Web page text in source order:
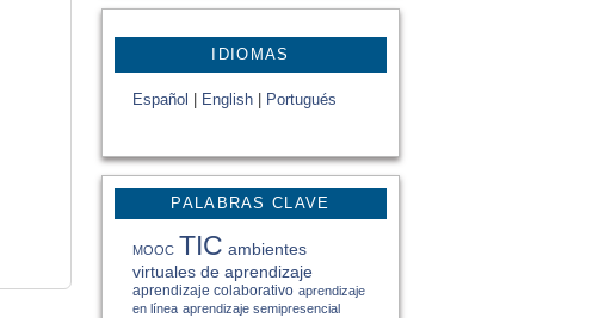
IDIOMAS
Español English Portugués
PALABRAS CLAVE
MOOC TIC ambientes
virtuales de aprendizaje
aprendizaje colaborativo aprendizaje
en línea aprendizaje semipresencial